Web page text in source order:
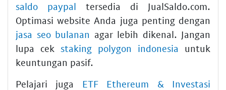
saldo paypal tersedia di JualSaldo.com.
Optimasi website Anda juga penting dengan
jasa seo bulanan agar lebih dikenal. Jangan
lupa cek staking polygon indonesia untuk
keuntungan pasif.
Pelajari juga ETF Ethereum & Investasi